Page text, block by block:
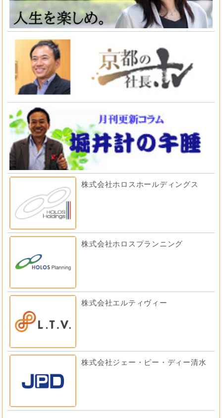
株式会社ホロスホールディングス
株式会社ホロスプランニング
株式会社エルティヴィー
株式会社ジェー・ピー・ディー清水